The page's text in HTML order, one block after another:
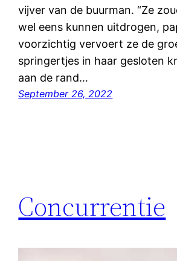
vijver van de buurman. “Ze
wel eens kunnen uitdrogen,
voorzichtig vervoert ze de
springertjes in haar gesloten
aan de rand…
September 26, 2022
Concurrentie